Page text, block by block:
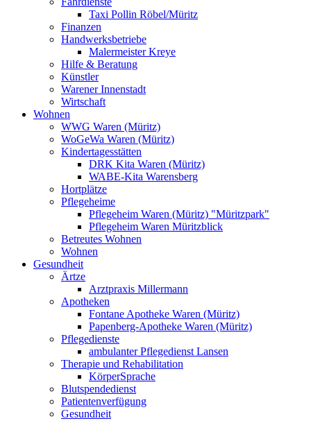
Taxi Pollin Röbel/Müritz
Finanzen
Handwerksbetriebe
Malermeister Kreye
Hilfe & Beratung
Künstler
Warener Innenstadt
Wirtschaft
Wohnen
WWG Waren (Müritz)
WoGeWa Waren (Müritz)
Kindertagesstätten
DRK Kita Waren (Müritz)
WABE-Kita Warensberg
Hortplätze
Pflegeheime
Pflegeheim Waren (Müritz) "Müritzpark"
Pflegeheim Waren Müritzblick
Betreutes Wohnen
Wohnen
Gesundheit
Ärtze
Arztpraxis Millermann
Apotheken
Fontane Apotheke Waren (Müritz)
Papenberg-Apotheke Waren (Müritz)
Pflegedienste
ambulanter Pflegedienst Lansen
Therapie und Rehabilitation
KörperSprache
Blutspendedienst
Patientenverfügung
Gesundheit